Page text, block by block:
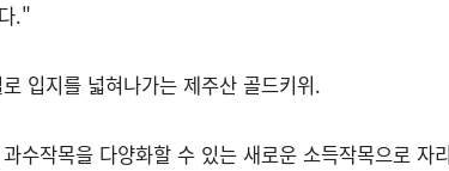
."
입지를 넓혀나가는 제주산 골드키위.
수작목을 다양화할 수 있는 새로운 소득작목으로 자